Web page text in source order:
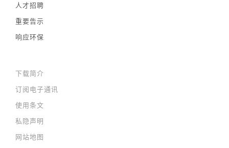
人才招聘
重要告示
响应环保
下载简介
订阅电子通讯
使用条文
私隐声明
网站地图